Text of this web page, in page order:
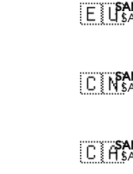
🇪🇺
1
🇨🇳
1
🇨🇦
1